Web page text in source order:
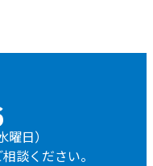
日）
談ください。